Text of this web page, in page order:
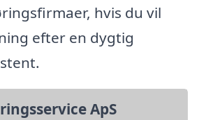
hvis du vil
efter en dygtig
ApS